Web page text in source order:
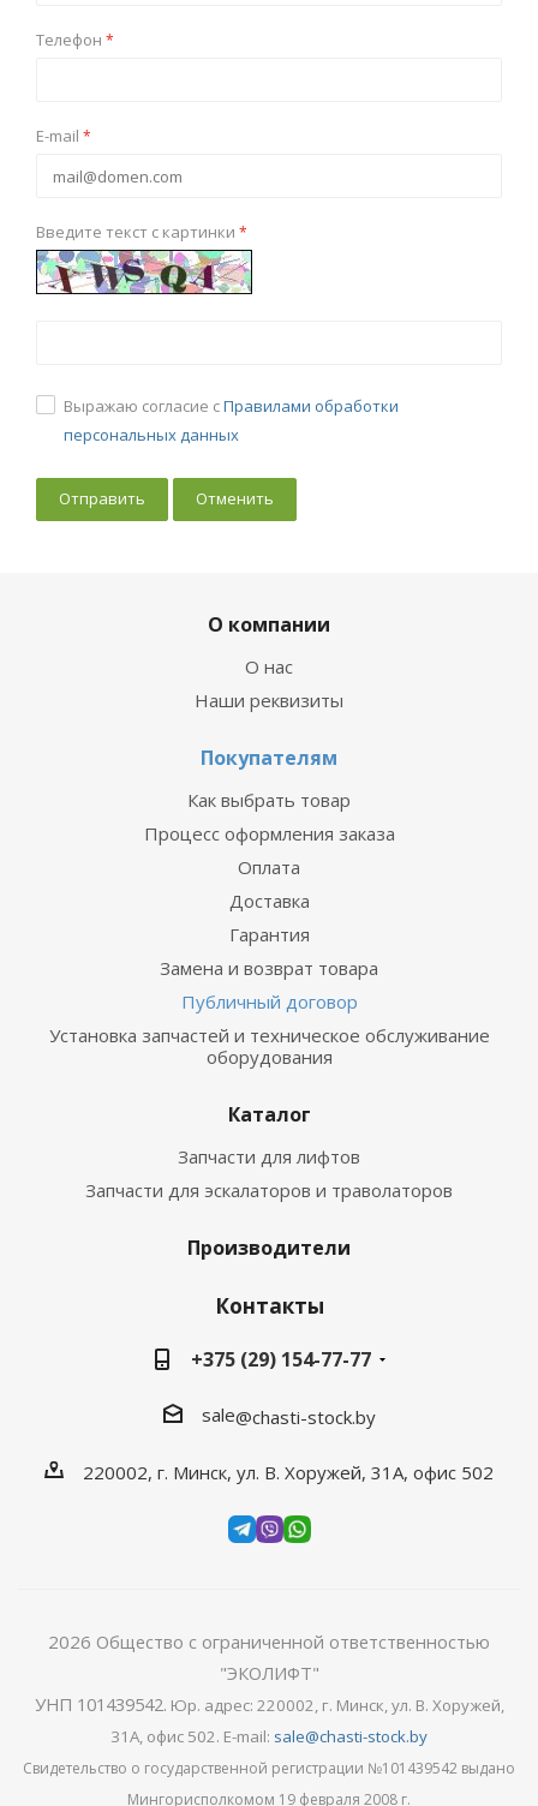
Телефон *
E-mail *
Введите текст с картинки *
Выражаю согласие сПравилами обработки
персональных данных
Отменить
О компании
О нас
Наши реквизиты
Покупателям
Как выбрать товар
Процесс оформления заказа
Оплата
Доставка
Гарантия
Замена и возврат товара
Публичный договор
Установка запчастей и техническое обслуживание
оборудования
Каталог
Запчасти для лифтов
Запчасти для эскалаторов и траволаторов
Производители
Контакты
+375 (29) 154-77-77
sale@chasti-stock.by
220002, г. Минск, ул. В. Хоружей, 31А, офис 502
2026 Общество с ограниченной ответственностью
"ЭКОЛИФТ"
УНП 101439542. Юр. адрес: 220002, г. Минск, ул. В. Хоружей,
31А, офис 502. E-mail: sale@chasti-stock.by
Свидетельство о государственной регистрации №101439542 выдано
Мингорисполкомом 19 февраля 2008 г.